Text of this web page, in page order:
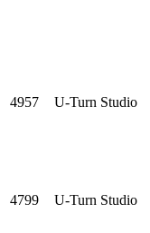
4957 U-Turn Studio
4799 U-Turn Studio